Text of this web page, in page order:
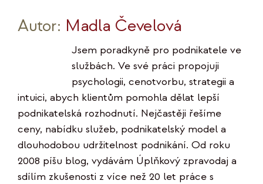
Autor: Madla Čevelová
Jsem poradkyně pro podnikatele ve
službách. Ve své práci propojuji
psychologii, cenotvorbu, strategii a
intuici, abych klientům pomohla dělat lepší
podnikatelská rozhodnutí. Nejčastěji řešíme
ceny, nabídku služeb, podnikatelský model a
dlouhodobou udržitelnost podnikání. Od roku
2008 píšu blog, vydávám Úplňkový zpravodaj a
sdílím zkušenosti z více než 20 let práce s